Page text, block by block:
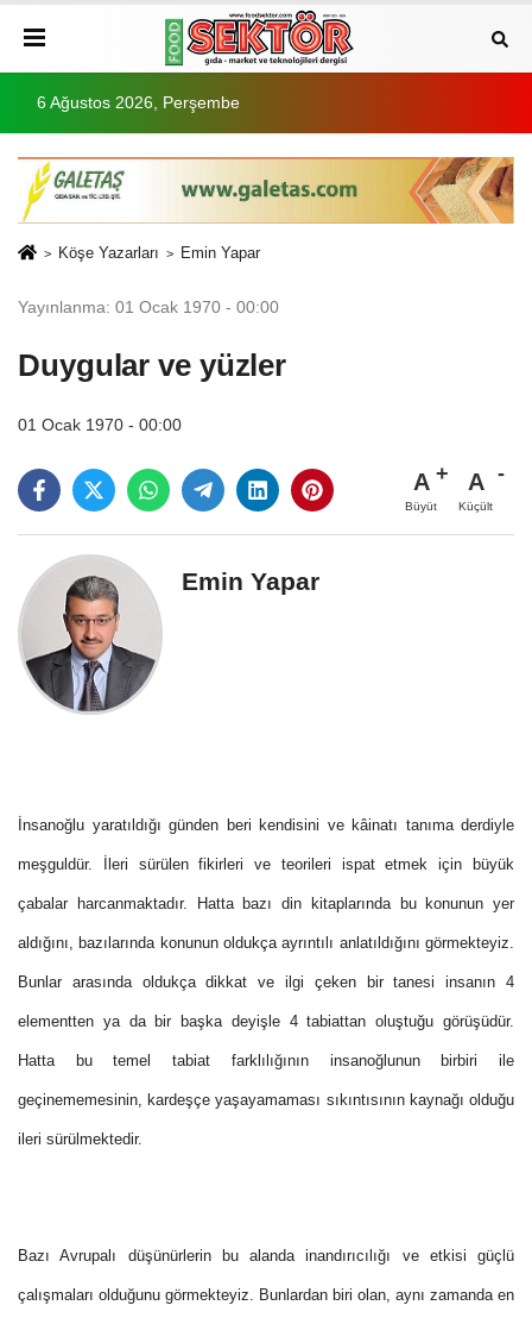
6 Ağustos 2026, Perşembe
Köşe Yazarları Emin Yapar
Yayınlanma: 01 Ocak 1970 - 00:00
Duygular ve yüzler
01 Ocak 1970 - 00:00
A
Büyüt
A
Küçült
Emin Yapar
İnsanoğlu yaratıldığı günden beri kendisini ve kâinatı tanıma derdiyle
meşguldür. İleri sürülen fikirleri ve teorileri ispat etmek için büyük
çabalar harcanmaktadır. Hatta bazı din kitaplarında bu konunun yer
aldığını, bazılarında konunun oldukça ayrıntılı anlatıldığını görmekteyiz.
Bunlar arasında oldukça dikkat ve ilgi çeken bir tanesi insanın 4
elementten ya da bir başka deyişle 4 tabiattan oluştuğu görüşüdür.
Hatta bu temel tabiat farklılığının insanoğlunun birbiri ile
geçinememesinin, kardeşçe yaşayamaması sıkıntısının kaynağı olduğu
ileri sürülmektedir.
Bazı Avrupalı düşünürlerin bu alanda inandırıcılığı ve etkisi güçlü
çalışmaları olduğunu görmekteyiz. Bunlardan biri olan, aynı zamanda en